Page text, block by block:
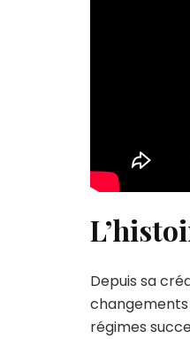
Depuis sa
changements
régimes